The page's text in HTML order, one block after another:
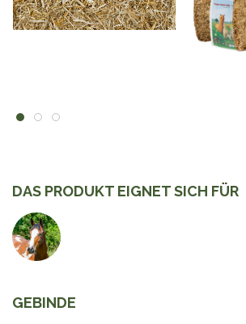
DAS PRODUKT EIGNET SICH FÜR
GEBINDE